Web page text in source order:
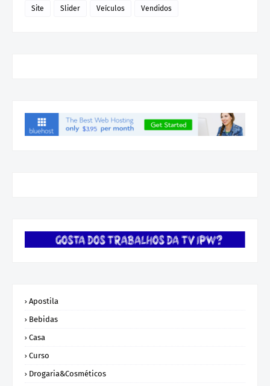
Site Slider Veículos Vendidos
Apostila
Bebidas
Casa
Curso
Drogaria&Cosméticos